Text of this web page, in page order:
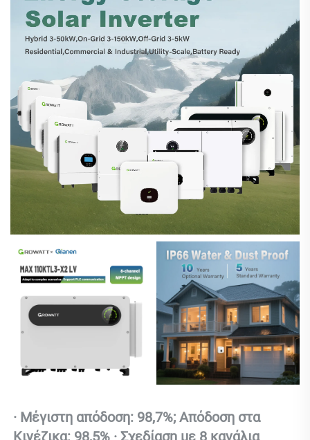
· Μέγιστη απόδοση: 98,7%; Απόδοση στα
Κινέζικα: 98,5% · Σχεδίαση με 8 κανάλια